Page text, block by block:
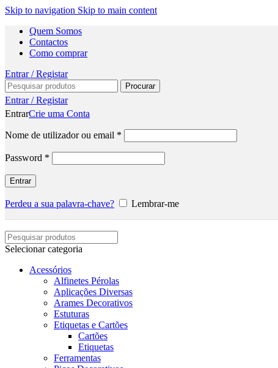
Skip to navigation Skip to main content
Quem Somos
Contactos
Como comprar
Entrar / Registar
Procurar
Entrar / Registar
EntrarCrie uma Conta
Nome de utilizador ou email *
Password *
Entrar
Perdeu a sua palavra-chave? Lembrar-me
Selecionar categoria
Acessórios
Alfinetes Pérolas
Aplicações Diversas
Arames Decorativos
Estuturas
Etiquetas e Cartões
Cartões
Etiquetas
Ferramentas